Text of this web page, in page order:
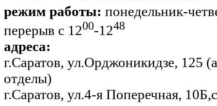
режим работы: понедельник-
перерыв с 1200-1248
адреса:
г.Саратов, ул.Орджоникидзе, 125
отделы)
г.Саратов, ул.4-я Поперечная,